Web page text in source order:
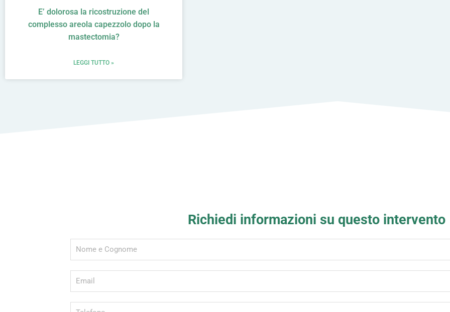
E’ dolorosa la ricostruzione del
complesso areola capezzolo dopo la
mastectomia?
LEGGI TUTTO »
Richiedi informazioni su questo intervento